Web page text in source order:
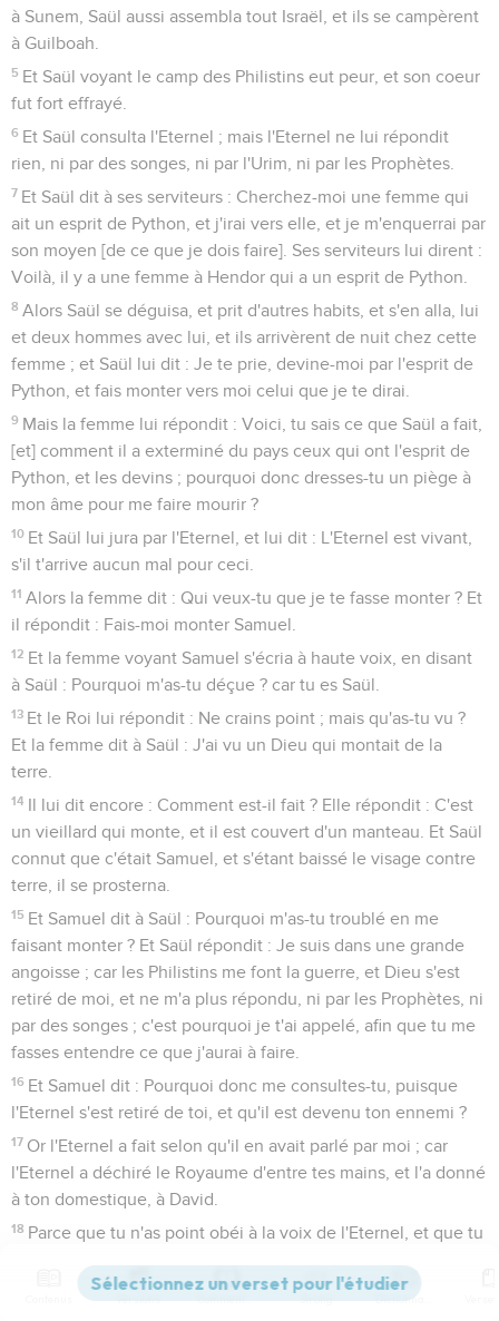
à Sunem, Saül aussi assembla tout Israël, et ils se campèrent
à Guilboah.
5 Et Saül voyant le camp des Philistins eut peur, et son coeur
fut fort effrayé.
6 Et Saül consulta l'Eternel ; mais l'Eternel ne lui répondit
rien, ni par des songes, ni par l'Urim, ni par les Prophètes.
7 Et Saül dit à ses serviteurs : Cherchez-moi une femme qui
ait un esprit de Python, et j'irai vers elle, et je m'enquerrai par
son moyen [de ce que je dois faire]. Ses serviteurs lui dirent :
Voilà, il y a une femme à Hendor qui a un esprit de Python.
8 Alors Saül se déguisa, et prit d'autres habits, et s'en alla, lui
et deux hommes avec lui, et ils arrivèrent de nuit chez cette
femme ; et Saül lui dit : Je te prie, devine-moi par l'esprit de
Python, et fais monter vers moi celui que je te dirai.
9 Mais la femme lui répondit : Voici, tu sais ce que Saül a fait,
[et] comment il a exterminé du pays ceux qui ont l'esprit de
Python, et les devins ; pourquoi donc dresses-tu un piège à
mon âme pour me faire mourir ?
10 Et Saül lui jura par l'Eternel, et lui dit : L'Eternel est vivant,
s'il t'arrive aucun mal pour ceci.
11 Alors la femme dit : Qui veux-tu que je te fasse monter ? Et
il répondit : Fais-moi monter Samuel.
12 Et la femme voyant Samuel s'écria à haute voix, en disant
à Saül : Pourquoi m'as-tu déçue ? car tu es Saül.
13 Et le Roi lui répondit : Ne crains point ; mais qu'as-tu vu ?
Et la femme dit à Saül : J'ai vu un Dieu qui montait de la
terre.
14 Il lui dit encore : Comment est-il fait ? Elle répondit : C'est
un vieillard qui monte, et il est couvert d'un manteau. Et Saül
connut que c'était Samuel, et s'étant baissé le visage contre
terre, il se prosterna.
15 Et Samuel dit à Saül : Pourquoi m'as-tu troublé en me
faisant monter ? Et Saül répondit : Je suis dans une grande
angoisse ; car les Philistins me font la guerre, et Dieu s'est
retiré de moi, et ne m'a plus répondu, ni par les Prophètes, ni
par des songes ; c'est pourquoi je t'ai appelé, afin que tu me
fasses entendre ce que j'aurai à faire.
16 Et Samuel dit : Pourquoi donc me consultes-tu, puisque
l'Eternel s'est retiré de toi, et qu'il est devenu ton ennemi ?
17 Or l'Eternel a fait selon qu'il en avait parlé par moi ; car
l'Eternel a déchiré le Royaume d'entre tes mains, et l'a donné
à ton domestique, à David.
18 Parce que tu n'as point obéi à la voix de l'Eternel, et que tu
cause de cela l'Eternel t'a fait ceci aujourd'hui.
Versions Commentaires Strong